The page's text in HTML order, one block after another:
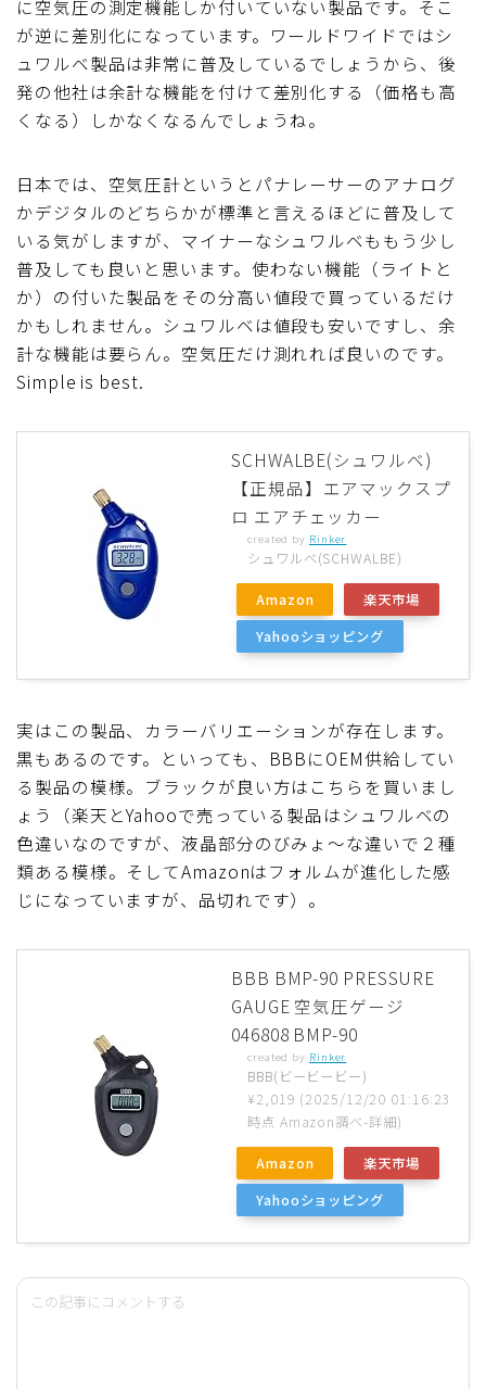
に空気圧の測定機能しか付いていない製品です。そこ
が逆に差別化になっています。ワールドワイドではシ
ュワルベ製品は非常に普及しているでしょうから、後
発の他社は余計な機能を付けて差別化する（価格も高
くなる）しかなくなるんでしょうね。
日本では、空気圧計というとパナレーサーのアナログ
かデジタルのどちらかが標準と言えるほどに普及して
いる気がしますが、マイナーなシュワルベももう少し
普及しても良いと思います。使わない機能（ライトと
か）の付いた製品をその分高い値段で買っているだけ
かもしれません。シュワルベは値段も安いですし、余
計な機能は要らん。空気圧だけ測れれば良いのです。
Simple is best.
SCHWALBE(シュワルベ)
【正規品】エアマックスプ
ロ エアチェッカー
created by Rinker
シュワルベ(SCHWALBE)
Amazon
楽天市場
Yahooショッピング
実はこの製品、カラーバリエーションが存在します。
黒もあるのです。といっても、BBBにOEM供給してい
る製品の模様。ブラックが良い方はこちらを買いまし
ょう（楽天とYahooで売っている製品はシュワルベの
色違いなのですが、液晶部分のびみょ～な違いで２種
類ある模様。そしてAmazonはフォルムが進化した感
じになっていますが、品切れです）。
BBB BMP-90 PRESSURE
GAUGE 空気圧ゲージ
046808 BMP-90
created by Rinker
BBB(ビービービー)
¥2,019 (2025/12/20 01:16:23
時点 Amazon調べ-詳細)
Amazon
楽天市場
Yahooショッピング